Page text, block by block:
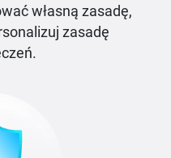
własną zasadę,
zasadę